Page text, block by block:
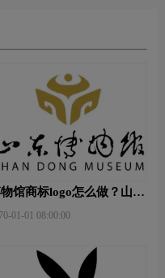
馆商标logo怎么做？山东
设计
01-01 08:00:00